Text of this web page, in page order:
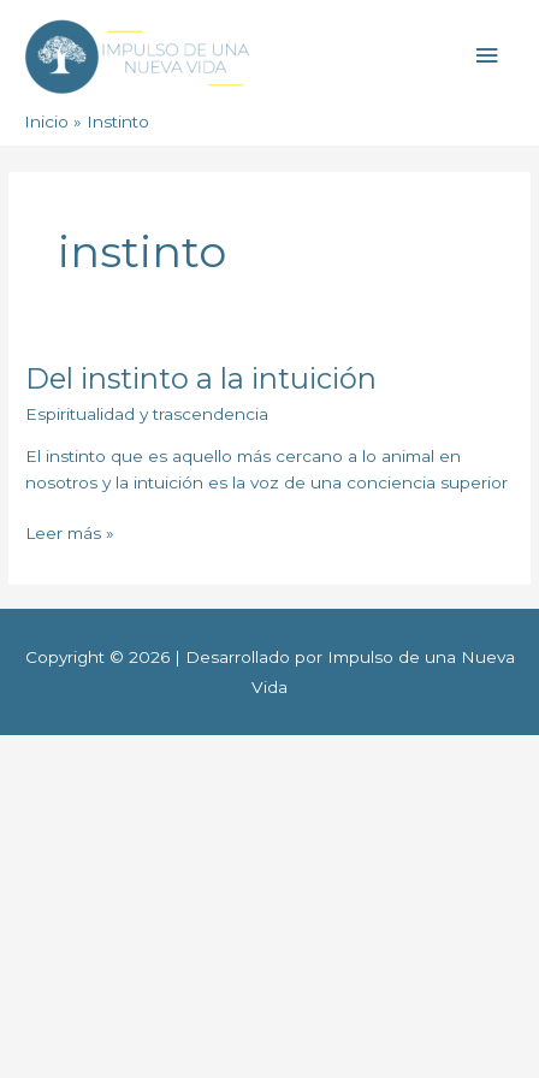
contenido
Inicio Instinto
instinto
Del instinto a la intuición
Espiritualidad y trascendencia
El instinto que es aquello más cercano a lo animal en
nosotros y la intuición es la voz de una conciencia superior
Del
a
la
intuición
Leer más »
Copyright © 2026 | Desarrollado por Impulso de una Nueva
Vida